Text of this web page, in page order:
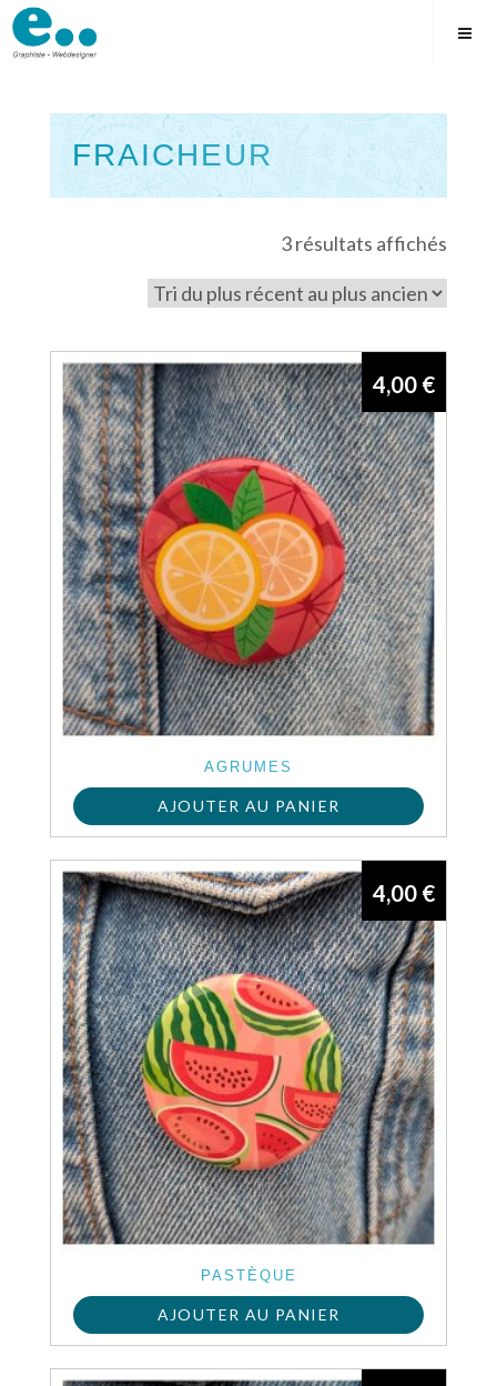
Skip
to
FRAICHEUR
Square3 résultats affichés
plus
AGRUMES
4,00 €
AJOUTER AU PANIER
PASTÈQUE
4,00 €
AJOUTER AU PANIER